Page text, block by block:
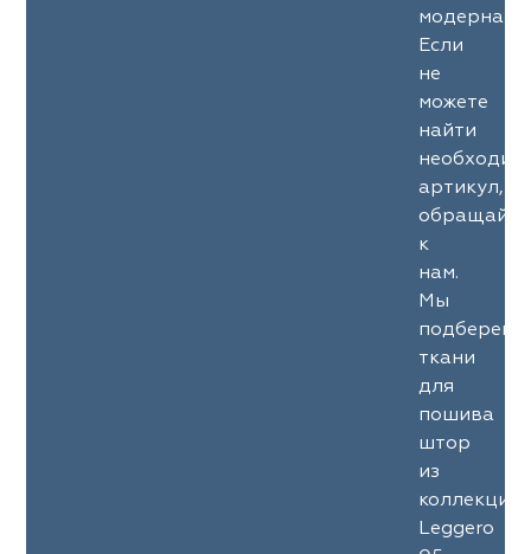
модерна.
Если
не
можете
найти
артикул,
к
нам.
Мы
подберем
ткани
для
пошива
штор
из
Leggero